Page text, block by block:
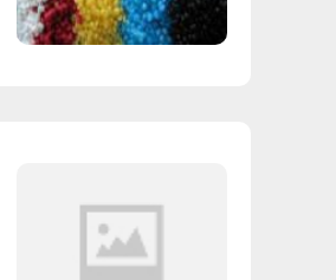
وارد کننده شمش قلع
فروش اکسید قلع
قلع اکسید